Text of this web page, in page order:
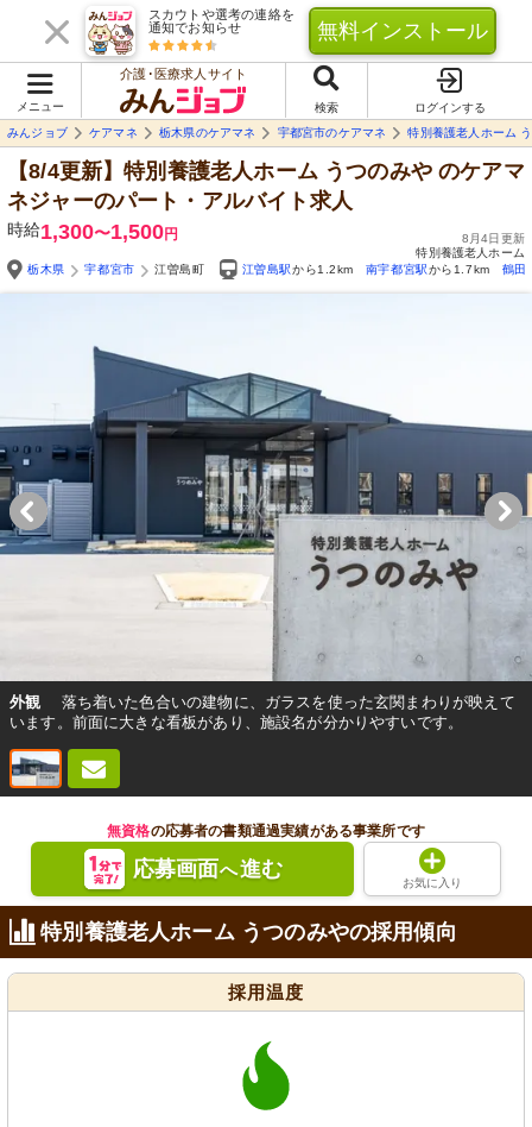
スカウトや選考の連絡を
通知でお知らせ
無料インストール
メニュー
介護･医療求人サイト
検索
ログインする
みんジョブ
ケアマネ 栃木県のケアマネ 宇都宮市のケアマネ 特別養護老人ホーム
【8/4更新】特別養護老人ホーム うつのみやのケアマ
ネジャーのパート・アルバイト求人
時給1,300〜1,500円
8月4日更新
特別養護老人ホーム
栃木県
宇都宮市 江曽島町 江曽島駅から1.2km 南宇都宮駅から1.7km 鶴田
外観
落ち着いた色合いの建物に、ガラスを使った玄関まわりが映えて
います。前面に大きな看板があり、施設名が分かりやすいです。
無資格の応募者の書類通過実績がある事業所です
応募画面へ進む
お気に入り
特別養護老人ホーム うつのみやの採用傾向
採用温度